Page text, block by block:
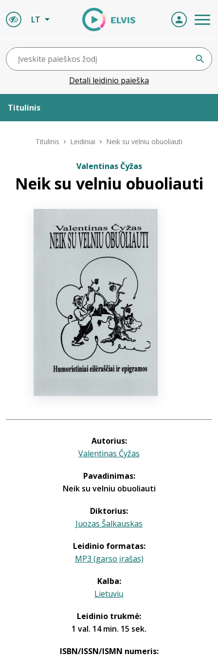
LT
Detali leidinio paieška
Titulinis
ELVIS atvyksta
Bibliotekoms
Titulinis Leidiniai Neik su velniu obuoliauti
Valentinas Čyžas
Neik su velniu obuoliauti
Autorius:
Valentinas Čyžas
Pavadinimas:
Neik su velniu obuoliauti
Diktorius:
Juozas Šalkauskas
Leidinio formatas:
MP3 (garso įrašas)
Kalba:
Lietuvių
Leidinio trukmė:
1 val. 14 min. 15 sek.
ISBN/ISSN/ISMN numeris: